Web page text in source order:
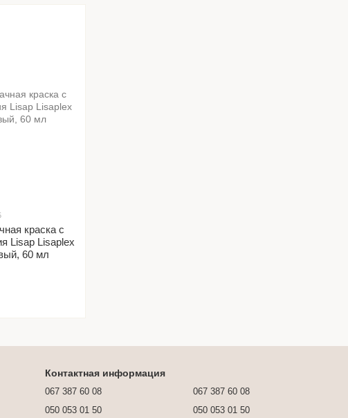
краска с
Lisap Lisaplex
60 мл
Контактная информация
067 387 60 08
050 053 01 50
067 387 60 08
050 053 01 50